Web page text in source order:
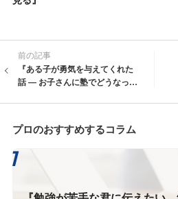
前の記事
『ある子が勇気を与えてくれた
話 ― お子さんに塾でどうなって
プロのおすすめするコラム